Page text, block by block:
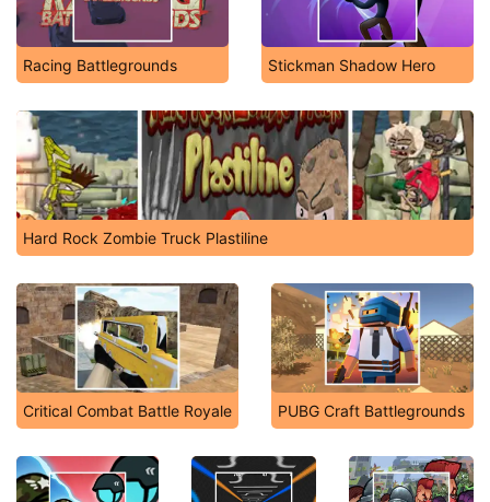
Racing Battlegrounds Stickman Shadow Hero
Hard Rock Zombie Truck Plastiline
Critical Combat Battle Royale PUBG Craft Battlegrounds